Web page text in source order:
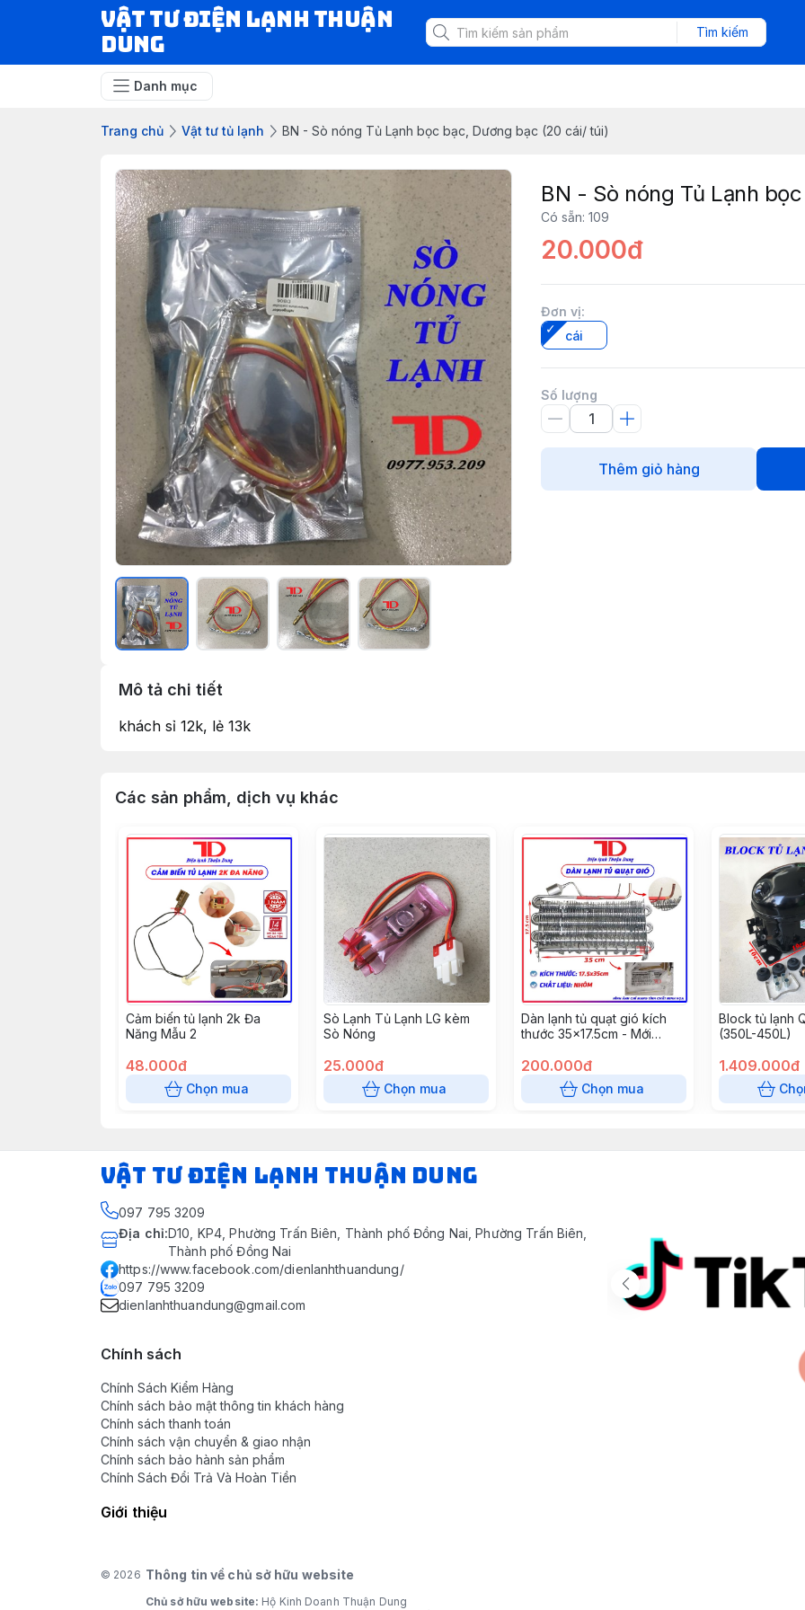
VẬT TƯ ĐIỆN LẠNH THUẬN
DUNG
Tìm kiếm
Danh mục
Trang chủ Vật tư tủ lạnh BN - Sò nóng Tủ Lạnh bọc bạc, Dương bạc (20 cái/ túi)
BN - Sò nóng Tủ Lạnh
Có sẵn: 109
20.000đ
Đơn vị:
cái
Số lượng
Thêm giỏ hàng
Mô tả chi tiết
khách sỉ 12k, lẻ 13k
Các sản phẩm, dịch vụ khác
Cảm biến tủ lạnh 2k Đa
Năng Mẫu 2
48.000đ
Chọn mua
Sò Lạnh Tủ Lạnh LG kèm
Sò Nóng
25.000đ
Chọn mua
Dàn lạnh tủ quạt gió kích
thước 35x17.5cm - Mới
200.000đ
Chọn mua
Block tủ lạnh
(350L-450L)
1.409.000đ
VẬT TƯ ĐIỆN LẠNH THUẬN DUNG
097 795 3209
Địa chỉ:D10, KP4, Phường Trấn Biên, Thành phố Đồng Nai, Phường Trấn Biên,
Thành phố Đồng Nai
https://www.facebook.com/dienlanhthuandung/
097 795 3209
dienlanhthuandung@gmail.com
Chính sách
Chính Sách Kiểm Hàng
Chính sách bảo mật thông tin khách hàng
Chính sách thanh toán
Chính sách vận chuyển & giao nhận
Chính sách bảo hành sản phẩm
Chính Sách Đổi Trả Và Hoàn Tiền
Giới thiệu
© 2026 Thông tin về chủ sở hữu website
Chủ sở hữu website: Hộ Kinh Doanh Thuận Dung